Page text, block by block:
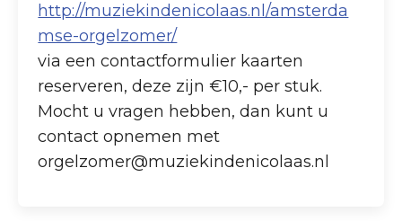
http://muziekindenicolaas.nl/amsterda
mse-orgelzomer/
via een contactformulier kaarten
reserveren, deze zijn €10,- per stuk.
Mocht u vragen hebben, dan kunt u
contact opnemen met
orgelzomer@muziekindenicolaas.nl